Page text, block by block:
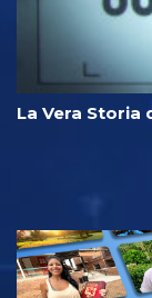
La Vera Storia